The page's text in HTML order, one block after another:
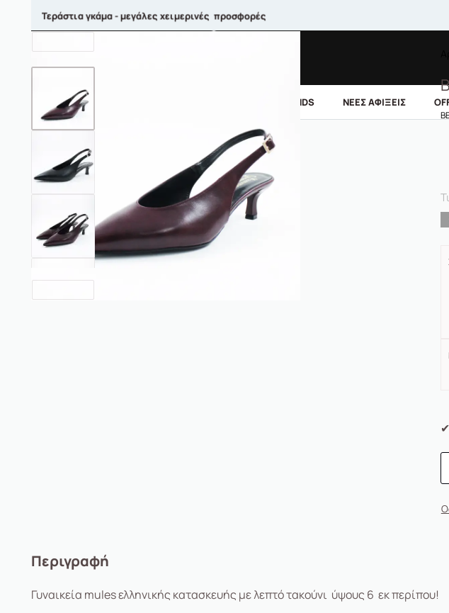
Τεράστια γκάμα - μεγάλες χειμερινές προσφορές
ΑΝΤΡΙΚΑ BRANDS ΝΕΕΣ ΑΦΙΞΕΙΣ
Περιγραφή
Γυναικεία mules ελληνικής κατασκευής με λεπτό τακούνι ύψους 6 εκ περίπου!